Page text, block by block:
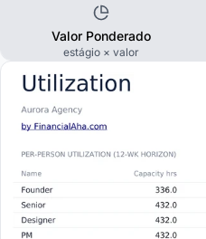
Valor Ponderado
estágio × valor